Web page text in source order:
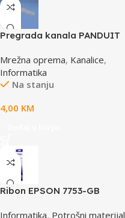
Pregrada kanala PANDUIT
Mrežna oprema, Kanalice,
Informatika
Na stanju
4,00 KM
Ribon EPSON 7753-GB
Informatika, Potrošni materijal